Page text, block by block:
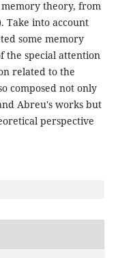
theory, from
Take into account
some memory
the special attention
related to the
composed not only
Abreu's works but
perspective